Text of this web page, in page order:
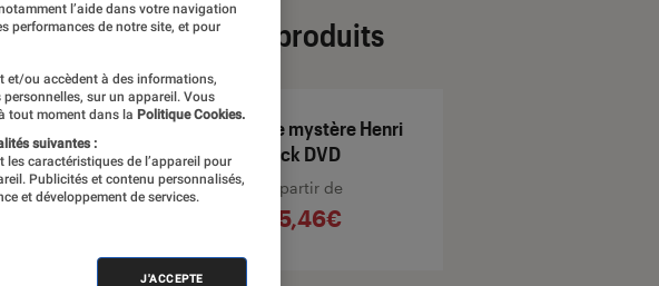
Sélection de produits
Le mystère Henri
Pick DVD
À partir de
25,46€
l’aide dans votre navigation
performances de notre site, et pour
et/ou accèdent à des informations,
sur un appareil. Vous
tout moment dans la Politique Cookies.
suivantes :
caractéristiques de l’appareil pour
Publicités et contenu personnalisés,
et développement de services.
J'ACCEPTE